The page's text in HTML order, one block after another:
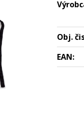
Obj.
EAN: